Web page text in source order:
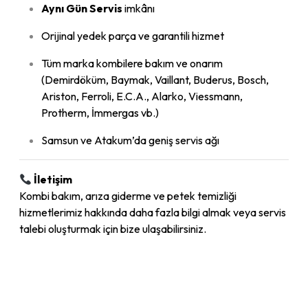
Aynı Gün Servis imkânı
Orijinal yedek parça ve garantili hizmet
Tüm marka kombilere bakım ve onarım
(Demirdöküm, Baymak, Vaillant, Buderus, Bosch,
Ariston, Ferroli, E.C.A., Alarko, Viessmann,
Protherm, İmmergas vb.)
Samsun ve Atakum’da geniş servis ağı
İletişim
Kombi bakım, arıza giderme ve petek temizliği
hizmetlerimiz hakkında daha fazla bilgi almak veya servis
talebi oluşturmak için bize ulaşabilirsiniz.